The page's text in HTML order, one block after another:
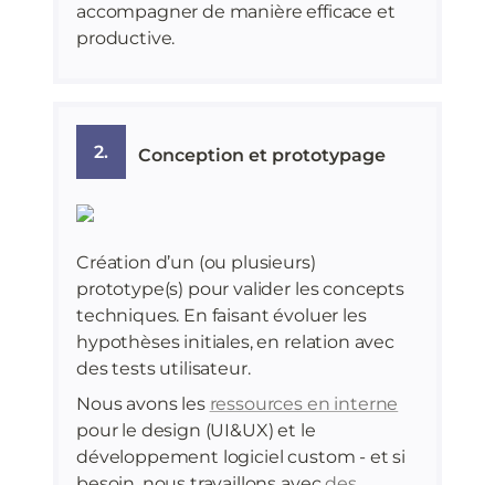
accompagner de manière efficace et
productive.
2. Conception et prototypage
Création d’un (ou plusieurs)
prototype(s) pour valider les concepts
techniques. En faisant évoluer les
hypothèses initiales, en relation avec
des tests utilisateur.
Nous avons les ressources en interne
pour le design (UI&UX) et le
développement logiciel custom - et si